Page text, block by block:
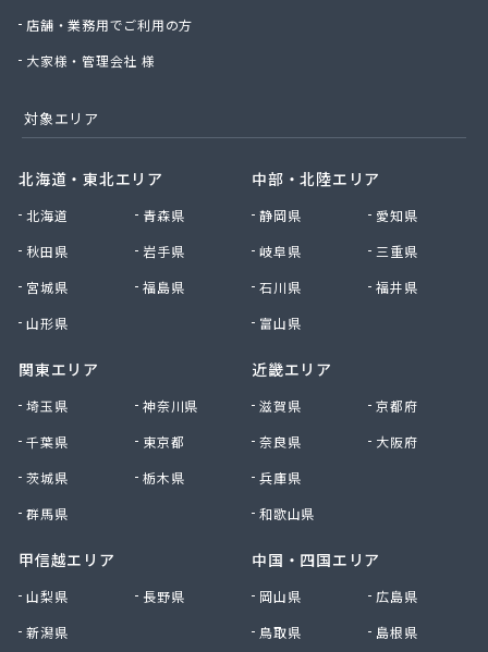
本久石油株式会社 市場団地給油所
有限会社エネ・サイトウ
有限会社キタジマ
有限会社スミシン
有限会社横嶋商店
有限会社丸共農薬プロパン部
有限会社丸山
有限会社丸二商会
有限会社宮下商店
有限会社犬飼燃料店
有限会社古間ラジオテレビ商会
有限会社佐久プロパン
有限会社佐久燃料
有限会社秋山商店
有限会社小串商店
有限会社小池燃料店
店舗・業務用でご利用の方
大家様・管理会社 様
対象エリア
北海道・東北エリア
北海道
青森県
秋田県
岩手県
宮城県
福島県
山形県
関東エリア
埼玉県
神奈川県
千葉県
東京都
茨城県
栃木県
群馬県
甲信越エリア
山梨県
長野県
新潟県
中部・北陸エリア
静岡県
愛知県
岐阜県
三重県
石川県
福井県
富山県
近畿エリア
滋賀県
京都府
奈良県
大阪府
兵庫県
和歌山県
中国・四国エリア
岡山県
広島県
鳥取県
島根県